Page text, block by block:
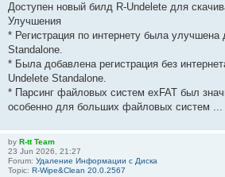
Доступен новый билд R-Undelete для
Улучшения
* Регистрация по интернету была улучшена
Standalone.
* Была добавлена регистрация без
Undelete Standalone.
* Парсинг файловых систем exFAT был
особенно для больших файловых систем ...
by R-tt Team
23 Jun 2026, 21:27
Forum: Удаление Информации с Диска
Topic: R-Wipe&Clean 20.0.2567